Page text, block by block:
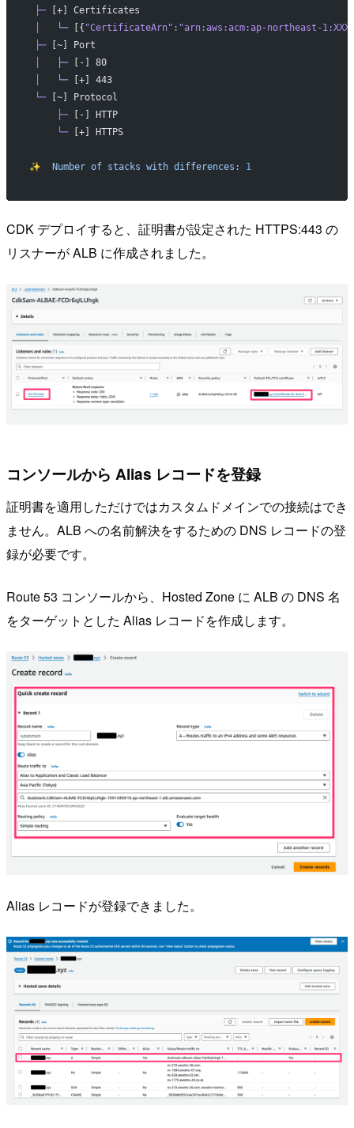
├─ [+] Certificates
   └─
[{ "CertificateArn" : "arn:aws:acm:ap-northeast-
├─ [~] Port
   ├─
[-] 80
   └─
[+] 443
└─ [~] Protocol
     ├─
[-] HTTP
     └─
[+] HTTPS
✨
  Number
of stacks with differences: 1
CDK デプロイすると、証明書が設定された HTTPS:443 の
リスナーが ALB に作成されました。
コンソールから Alias レコードを登録
証明書を適用しただけではカスタムドメインでの接続はでき
ません。ALB への名前解決をするための DNS レコードの登
録が必要です。
Route 53 コンソールから、Hosted Zone に ALB の DNS 名
をターゲットとした Alias レコードを作成します。
Alias レコードが登録できました。